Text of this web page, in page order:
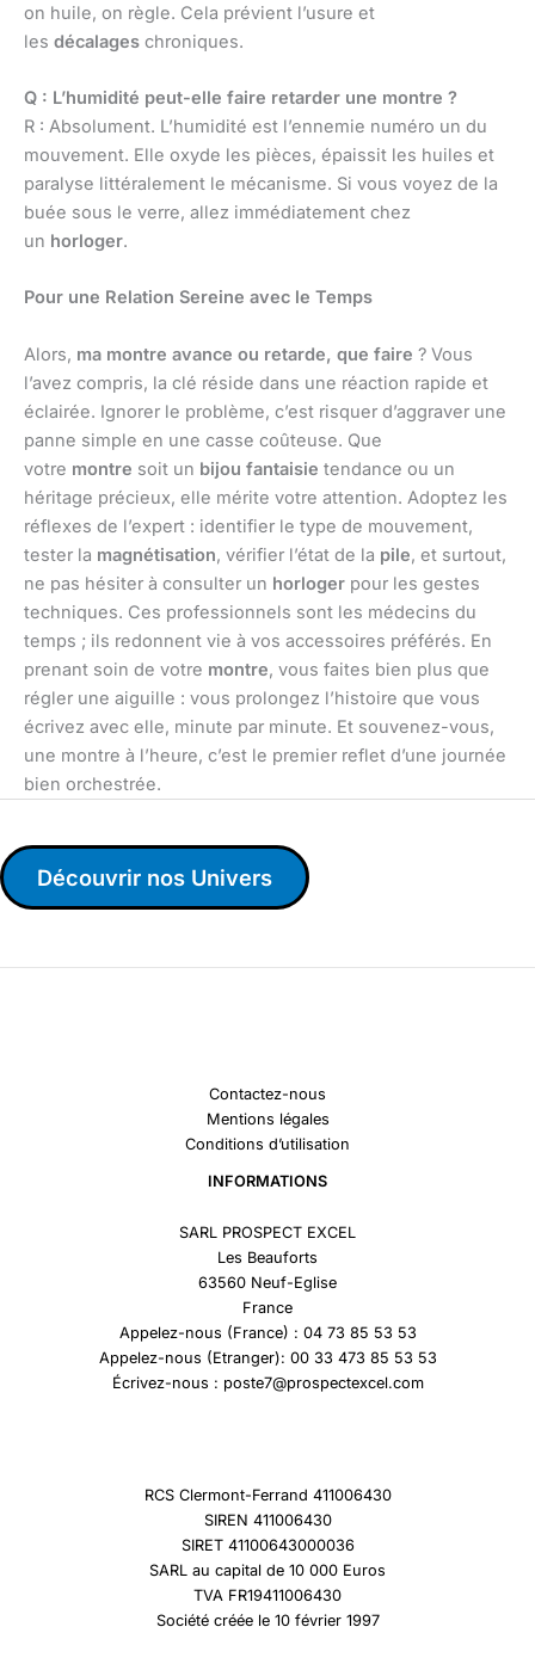
on huile, on règle. Cela prévient l’usure et
les décalages chroniques.
Q : L’humidité peut-elle faire retarder une montre ?
R : Absolument. L’humidité est l’ennemie numéro un du
mouvement. Elle oxyde les pièces, épaissit les huiles et
paralyse littéralement le mécanisme. Si vous voyez de la
buée sous le verre, allez immédiatement chez
un horloger.
Pour une Relation Sereine avec le Temps
Alors, ma montre avance ou retarde, que faire ? Vous
l’avez compris, la clé réside dans une réaction rapide et
éclairée. Ignorer le problème, c’est risquer d’aggraver une
panne simple en une casse coûteuse. Que
votre montre soit un bijou fantaisie tendance ou un
héritage précieux, elle mérite votre attention. Adoptez les
réflexes de l’expert : identifier le type de mouvement,
tester la magnétisation, vérifier l’état de la pile, et surtout,
ne pas hésiter à consulter un horloger pour les gestes
techniques. Ces professionnels sont les médecins du
temps ; ils redonnent vie à vos accessoires préférés. En
prenant soin de votre montre, vous faites bien plus que
régler une aiguille : vous prolongez l’histoire que vous
écrivez avec elle, minute par minute. Et souvenez-vous,
une montre à l’heure, c’est le premier reflet d’une journée
bien orchestrée.
Découvrir nos Univers
Contactez-nous
Mentions légales
Conditions d’utilisation
INFORMATIONS
SARL PROSPECT EXCEL
Les Beauforts
63560 Neuf-Eglise
France
Appelez-nous (France) : 04 73 85 53 53
Appelez-nous (Etranger): 00 33 473 85 53 53
Écrivez-nous : poste7@prospectexcel.com
RCS Clermont-Ferrand 411006430
SIREN 411006430
SIRET 41100643000036
SARL au capital de 10 000 Euros
TVA FR19411006430
Société créée le 10 février 1997